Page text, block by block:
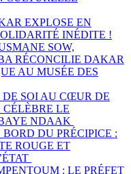
EXPLOSE EN
INÉDITE !
SOW,
RÉCONCILIE DAKAR
AU MUSÉE DES
DE SOI AU CŒUR DE
CÉLÈBRE LE
NDAAK
DU PRÉCIPICE :
ROUGE ET
: LE PRÉFET